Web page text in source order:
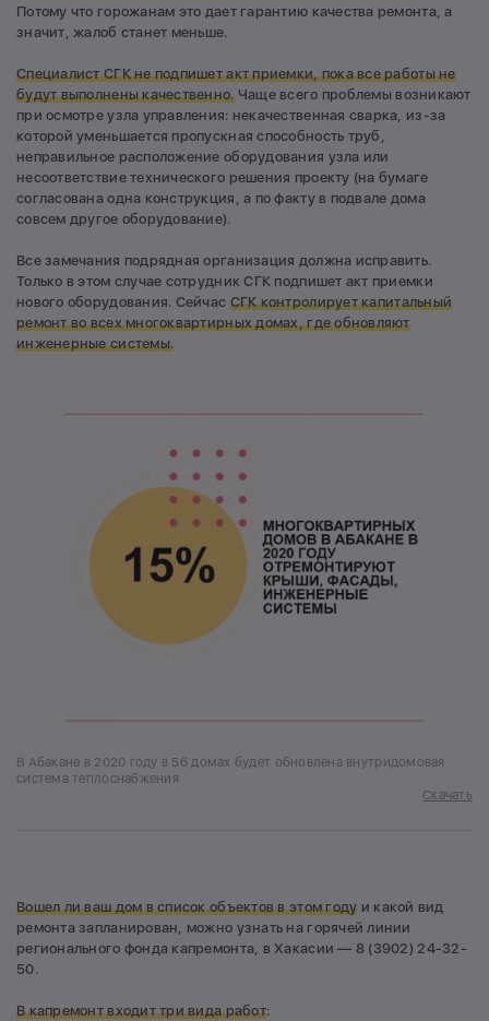
Потому что горожанам это дает гарантию качества ремонта, а
значит, жалоб станет меньше.
Специалист СГК не подпишет акт приемки, пока все работы не
будут выполнены качественно.Чаще всего проблемы возникают
при осмотре узла управления: некачественная сварка, из-за
которой уменьшается пропускная способность труб,
неправильное расположение оборудования узла или
несоответствие технического решения проекту (на бумаге
согласована одна конструкция, а по факту в подвале дома
совсем другое оборудование).
Все замечания подрядная организация должна исправить.
Только в этом случае сотрудник СГК подпишет акт приемки
нового оборудования. Сейчас СГК контролирует капитальный
ремонт во всех многоквартирных домах, где обновляют
инженерные системы.
В Абакане в 2020 году в 56 домах будет обновлена внутридомовая
система теплоснабжения
Скачать
Вошел ли ваш дом в список объектов в этом году и какой вид
ремонта запланирован, можно узнать на горячей линии
регионального фонда капремонта, в Хакасии — 8 (3902) 24-32-
50.
В капремонт входит три вида работ: